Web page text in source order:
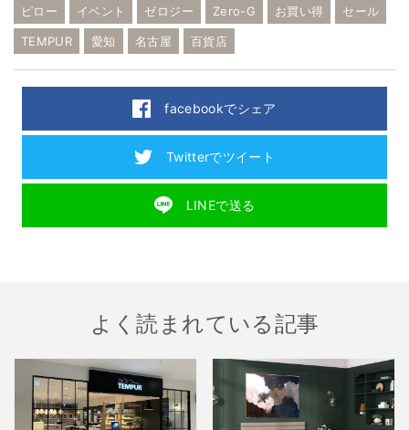
ピロー イベント ゼロジー Zero-G お買い得 セール
TEMPUR 愛知 名古屋 百貨店
facebookでシェア
Twitterでツイート
LINEで送る
よく読まれている記事